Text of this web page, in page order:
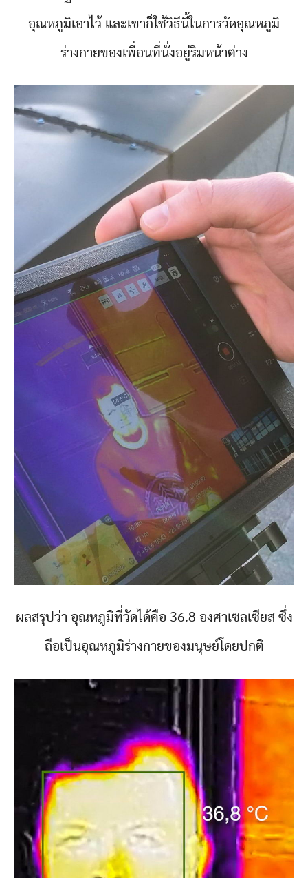
อุณหภูมิเอาไว้ และเขาก็ใช้วิธีนี้ในการวัดอุณหภูมิ
ร่างกายของเพื่อนที่นั่งอยู่ริมหน้าต่าง
ผลสรุปว่า อุณหภูมิที่วัดได้คือ 36.8 องศาเซลเซียส ซึ่ง
ถือเป็นอุณหภูมิร่างกายของมนุษย์โดยปกติ